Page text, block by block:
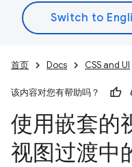
首页 Docs CSS and UI
该内容对您有帮助吗？
使用嵌套的
视图过渡中